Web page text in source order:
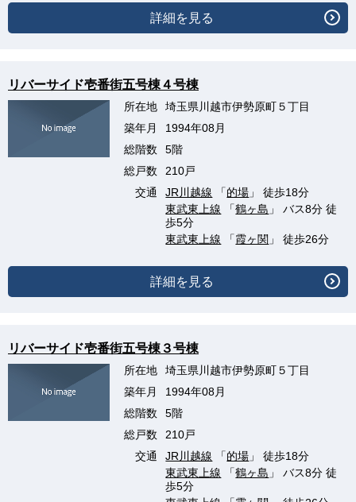
詳細を見る
リバーサイド壱番街五号棟４号棟
所在地
埼玉県川越市伊勢原町５丁目
築年月
1994年08月
総階数
5階
総戸数
210戸
交通
JR川越線 「的場 」 徒歩18分
東武東上線 「鶴ヶ島 」 バス8分 徒
歩5分
東武東上線 「霞ヶ関 」 徒歩26分
詳細を見る
リバーサイド壱番街五号棟３号棟
所在地
埼玉県川越市伊勢原町５丁目
築年月
1994年08月
総階数
5階
総戸数
210戸
交通
JR川越線 「的場 」 徒歩18分
東武東上線 「鶴ヶ島 」 バス8分 徒
歩5分